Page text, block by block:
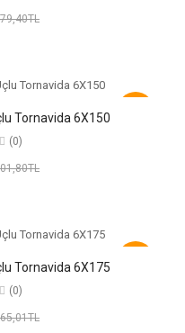
Tornavida 6X150
(0)
Tornavida 6X175
(0)